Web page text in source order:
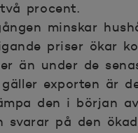
procent.
minskar
priser ökar
än under de
exporten är
den i början
svarar på den